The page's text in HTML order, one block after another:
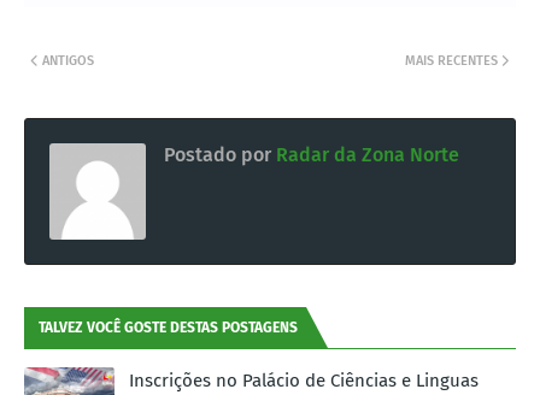
MAIS RECENTES
ANTIGOS
Postado por Radar da Zona Norte
TALVEZ VOCÊ GOSTE DESTAS POSTAGENS
Inscrições no Palácio de Ciências e Linguas